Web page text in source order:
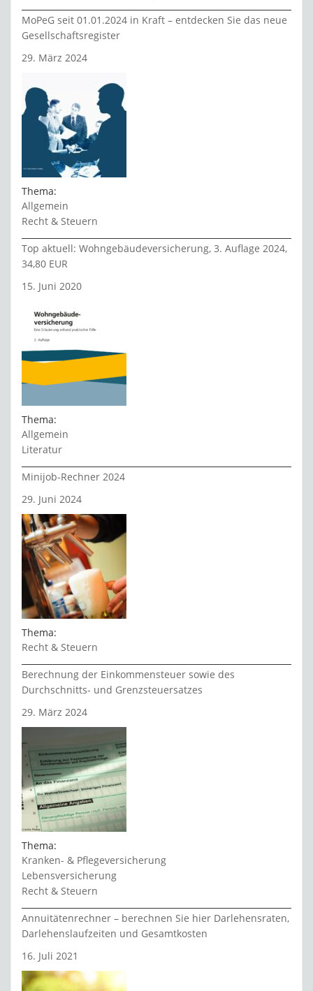
MoPeG seit 01.01.2024 in Kraft – entdecken Sie das neue
Gesellschaftsregister
29. März 2024
Thema:
Allgemein
Recht & Steuern
Top aktuell: Wohngebäudeversicherung, 3. Auflage 2024,
34,80 EUR
15. Juni 2020
Thema:
Allgemein
Literatur
Minijob-Rechner 2024
29. Juni 2024
Thema:
Recht & Steuern
Berechnung der Einkommensteuer sowie des
Durchschnitts- und Grenzsteuersatzes
29. März 2024
Thema:
Kranken- & Pflegeversicherung
Lebensversicherung
Recht & Steuern
Annuitätenrechner – berechnen Sie hier Darlehensraten,
Darlehenslaufzeiten und Gesamtkosten
16. Juli 2021